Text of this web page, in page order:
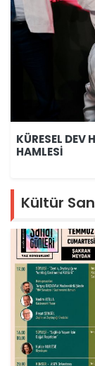
KÜRESEL
HAMLESİ
Kültür